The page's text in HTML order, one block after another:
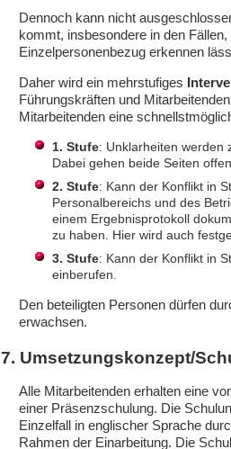
Dennoch kann nicht
kommt, insbesondere in den
Einzelpersonenbezug erkennen
Daher wird ein mehrstufiges
Führungskräften und
Mitarbeitenden eine
1. Stufe: Unklarheiten werden
Dabei gehen beide Seiten
2. Stufe: Kann der Konflikt in
Personalbereichs und des
einem Ergebnisprotokoll
zu haben. Hier wird auch
3. Stufe: Kann der Konflikt in
einberufen.
Den beteiligten Personen dürfen
erwachsen.
7. Umsetzungskonzept/
Alle Mitarbeitenden erhalten eine
einer Präsenzschulung. Die
Einzelfall in englischer Sprache
Rahmen der Einarbeitung. Die